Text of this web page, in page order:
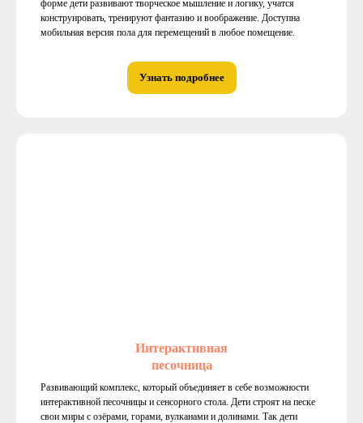
форме дети развивают творческое мышление и логику, учатся
конструировать, тренируют фантазию и воображение. Доступна
мобильная версия пола для перемещений в любое помещение.
Узнать подробнее
Интерактивная
песочница
Развивающий комплекс, который объединяет в себе возможности
интерактивной песочницы и сенсорного стола. Дети строят на песке
свои миры с озёрами, горами, вулканами и долинами. Так дети